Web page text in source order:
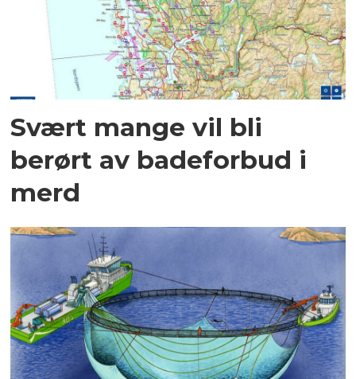
Svært mange vil bli
berørt av badeforbud i
merd